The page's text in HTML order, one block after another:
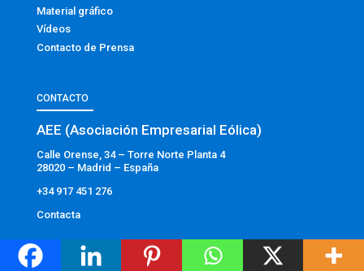
Material gráfico
Vídeos
Contacto de Prensa
CONTACTO
AEE (Asociación Empresarial Eólica)
Calle Orense, 34 – Torre Norte Planta 4
28020 – Madrid – España
+34 917 451 276
Contacta